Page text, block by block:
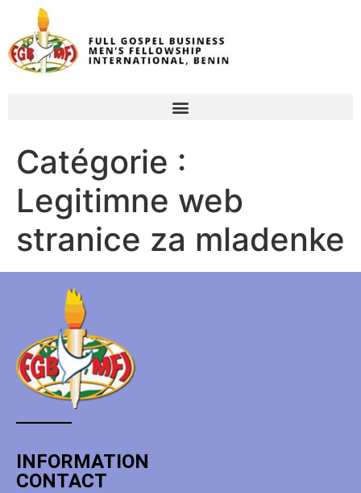
Catégorie :
Legitimne web
stranice za mladenke
INFORMATION
CONTACT